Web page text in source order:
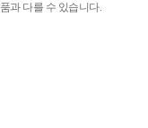
과 다를 수 있습니다.